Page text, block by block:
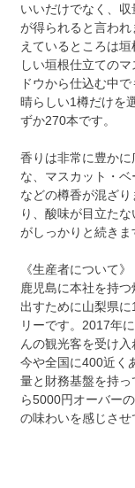
いいだけでなく、
が得られると言わ
えているところは
しい垣根仕立ての
ドウから仕込む中
晴らしい1樽だけを
ずか270本です。
香りは非常に豊か
な、マスカット・
などの樽香が混ざ
り、酸味が目立た
がしっかりと続きま
《生産者について》
鹿児島に本社を持
出すために山梨県
リーです。2017年
んの観光客を受け入
今や全国に400近く
量と財務基盤を持
ら5000円オーバー
の味わいを感じさせ